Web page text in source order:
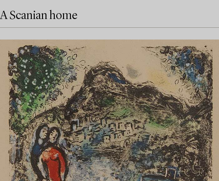
A Scanian home